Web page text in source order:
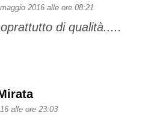
2016 alle ore 08:21
di qualità.....
alle ore 23:03